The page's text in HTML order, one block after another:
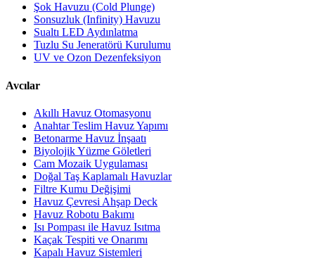
Şok Havuzu (Cold Plunge)
Sonsuzluk (Infinity) Havuzu
Sualtı LED Aydınlatma
Tuzlu Su Jeneratörü Kurulumu
UV ve Ozon Dezenfeksiyon
Avcılar
Akıllı Havuz Otomasyonu
Anahtar Teslim Havuz Yapımı
Betonarme Havuz İnşaatı
Biyolojik Yüzme Göletleri
Cam Mozaik Uygulaması
Doğal Taş Kaplamalı Havuzlar
Filtre Kumu Değişimi
Havuz Çevresi Ahşap Deck
Havuz Robotu Bakımı
Isı Pompası ile Havuz Isıtma
Kaçak Tespiti ve Onarımı
Kapalı Havuz Sistemleri